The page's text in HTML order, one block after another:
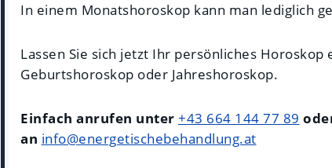
In einem Monatshoroskop kann man lediglich
Lassen Sie sich jetzt Ihr persönliches
Geburtshoroskop oder Jahreshoroskop.
Einfach anrufen unter +43 664 144 77 89
an info@energetischebehandlung.at